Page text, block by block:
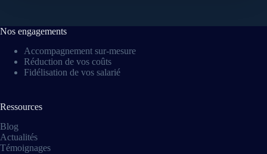
Nos engagements
Accompagnement sur-mesure
Réduction de vos coûts
Fidélisation de vos salarié
Ressources
Blog
Actualités
Témoignages